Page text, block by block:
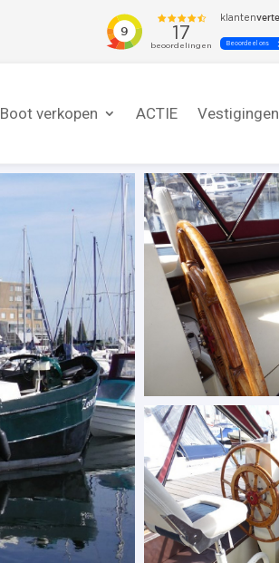
Boot verkopen ACTIE Vestigingen